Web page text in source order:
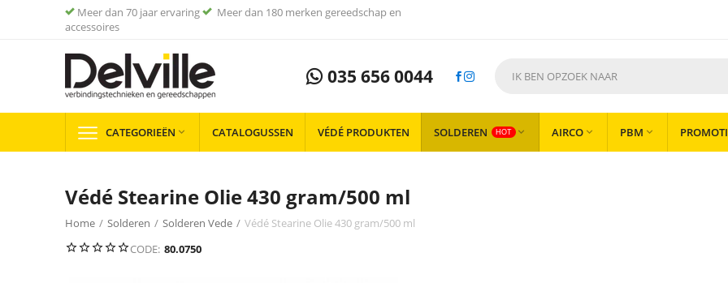
Meer dan 70 jaar ervaring
Meer dan 180 merken gereedschap en
accessoires
035 656 0044
CATEGORIEËN  CATALOGUSSEN VÉDÉ PRODUKTEN SOLDEREN HOT  AIRCO  PBM 
Védé Stearine Olie 430 gram/500 ml
Home / Solderen / Solderen Vede / Védé Stearine Olie 430 gram/500 ml
CODE: 80.0750